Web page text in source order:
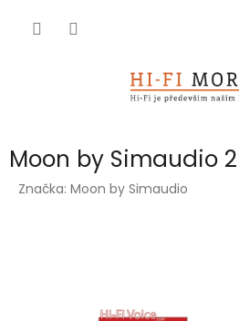
Moon by Simaudio
Značka: Moon by Simaudio